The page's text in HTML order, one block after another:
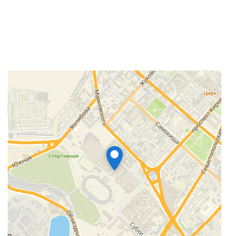
Номинальный уровень рабочего тока (нагрев), А - 5
Энергоэффективность SEER/EER - 8,5 / 4,00
Подключение питания - Наружный блок
Класс эффективности - А+++ / A++
Номинальная потребляемая мощность (охлаждение),
кВт - 0,875
Минимальная потребляемая мощность (охлаждение),
кВт - 0,3
Максимальная потребляемая мощность (охлаждение),
кВт - 1,5
Номинальная потребляемая мощность (нагрев), кВт - 1,1
Минимальная потребляемая мощность (нагрев), кВт
- 0,5
Максимальная потребляемая мощность (нагрев), кВт
- 1,6